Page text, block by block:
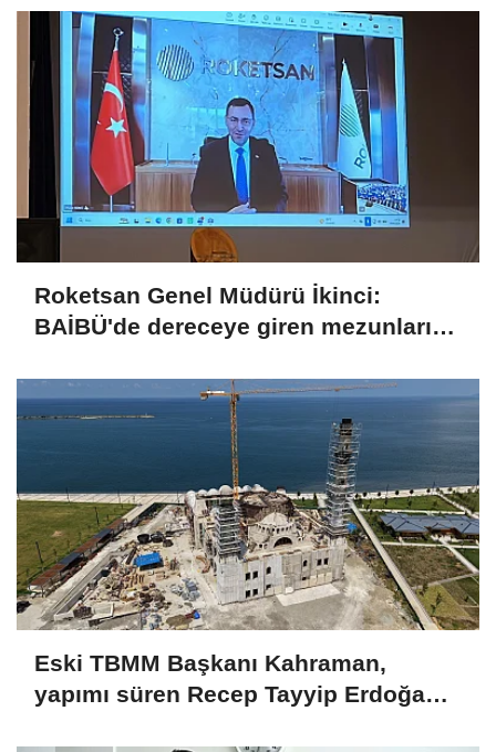
Roketsan Genel Müdürü İkinci:
BAİBÜ'de dereceye giren mezunları
Eski TBMM Başkanı Kahraman,
yapımı süren Recep Tayyip Erdoğan